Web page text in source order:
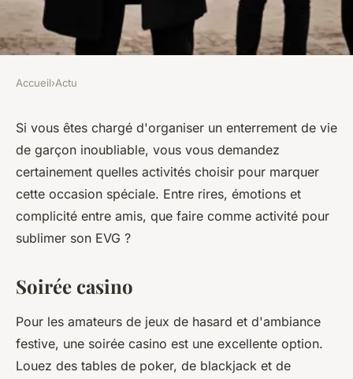
Quelles activités pour un
enterrement de vie de garçon
?
léonne•28 août 2023•2 min de lecture
Accueil›Actu
Si vous êtes chargé d'organiser un enterrement de vie
de garçon inoubliable, vous vous demandez
certainement quelles activités choisir pour marquer
cette occasion spéciale. Entre rires, émotions et
complicité entre amis, que faire comme activité pour
sublimer son EVG ?
Soirée casino
Pour les amateurs de jeux de hasard et d'ambiance
festive, une soirée casino est une excellente option.
Louez des tables de poker, de blackjack et de